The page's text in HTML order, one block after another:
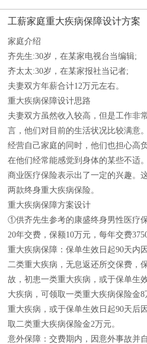
工薪家庭重大疾病保障设计方案
家庭介绍
齐先生:30岁，在某家电视台当编辑;
齐太太:30岁，在某家报社当记者;
夫妻双方年薪合计12万元左右。
重大疾病保障设计思路
夫妻双方虽然收入较高，但是工作非
言，他们对目前的生活状况比较满意
经营自己家庭的同时，他们也担心高
在他们经常能感觉到身体的某些不适
商业医疗保险表示出了一定的兴趣。
两款终身重大疾病保险。
重大疾病保障方案设计
①供齐先生参考的康盛终身男性医疗
20年交费，保额10万元，每年交费3750
重大疾病保障：保单生效日起90天内
二类重大疾病，无息返还所交保费，
故，初患一类重大疾病，或于保单生
大疾病，可领取一类重大疾病保险金
重大疾病，或于保单生效日起90天后
取二类重大疾病保险金2万元。
意外保障：交费期内，因意外事故并